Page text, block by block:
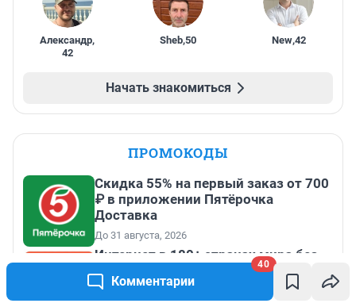
Комментарии
40
Александр,
42
Sheb,50 New,42
Начать знакомиться
ПРОМОКОДЫ
Скидка 55% на первый заказ от 700
₽ в приложении Пятёрочка
Доставка
До 31 августа, 2026
Интернет в 180+ странах мира без
роуминга и сим-карт
До 31 декабря, 2026